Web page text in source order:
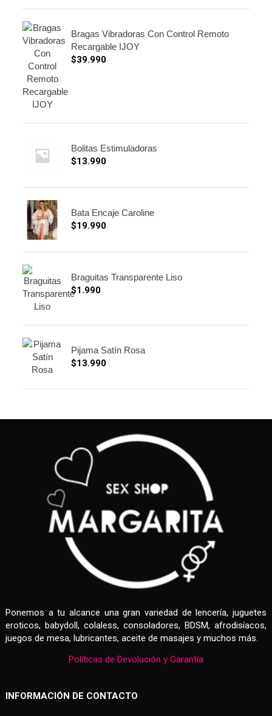
Bragas Vibradoras Con Control Remoto
Recargable IJOY
$39.990
Bolitas Estimuladoras
$13.990
Bata Encaje Caroline
$19.990
Braguitas Transparente Liso
$1.990
Pijama Satín Rosa
$13.990
Ponemos a tu alcance una gran variedad de lencería, juguetes
eroticos, babydoll, colaless, consoladores, BDSM, afrodisíacos,
juegos de mesa, lubricantes, aceite de masajes y muchos más.
Políticas de Devolución y Garantía
INFORMACIÓN DE CONTACTO